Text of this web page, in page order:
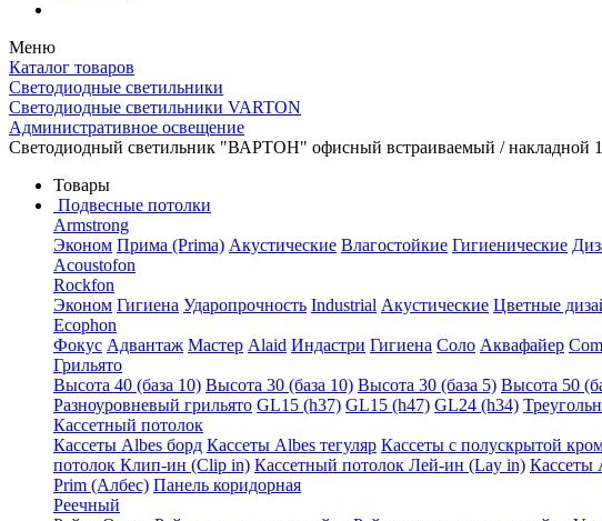
Меню
Каталог товаров
Светодиодные светильники
Светодиодные светильники VARTON
Административное освещение
Светодиодный светильник "ВАРТОН" офисный встраиваемый / накладной
Товары
Подвесные потолки
Armstrong
Эконом Прима (Prima) Акустические Влагостойкие Гигиенические
Acoustofon
Rockfon
Эконом Гигиена Ударопрочность Industrial Акустические Цветные
Ecophon
Фокус Адвантаж Мастер Alaid Индастри Гигиена Соло Аквафайер
Грильято
Высота 40 (база 10) Высота 30 (база 10) Высота 30 (база 5) Высота 50
Разноуровневый грильято GL15 (h37) GL15 (h47) GL24 (h34)
Кассетный потолок
Кассеты Albes борд Кассеты Albes тегуляр Кассеты с полускрытой
потолок Клип-ин (Clip in) Кассетный потолок Лей-ин (Lay in) Кассеты
Prim (Албес) Панель коридорная
Реечный